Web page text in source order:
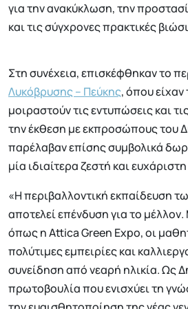
για την ανακύκλωση, την
και τις σύγχρονες πρακτικές
Στη συνέχεια, επισκέφθηκαν το
Λυκόβρυσης – Πεύκης, όπου είχαν
μοιραστούν τις εντυπώσεις και
την έκθεση με εκπροσώπους του
παρέλαβαν επίσης συμβολικά
μία ιδιαίτερα ζεστή και
«Η περιβαλλοντική εκπαίδευση
αποτελεί επένδυση για το
όπως η Attica Green Expo, οι
πολύτιμες εμπειρίες και
συνείδηση από νεαρή ηλικία. Ως
πρωτοβουλία που ενισχύει τη